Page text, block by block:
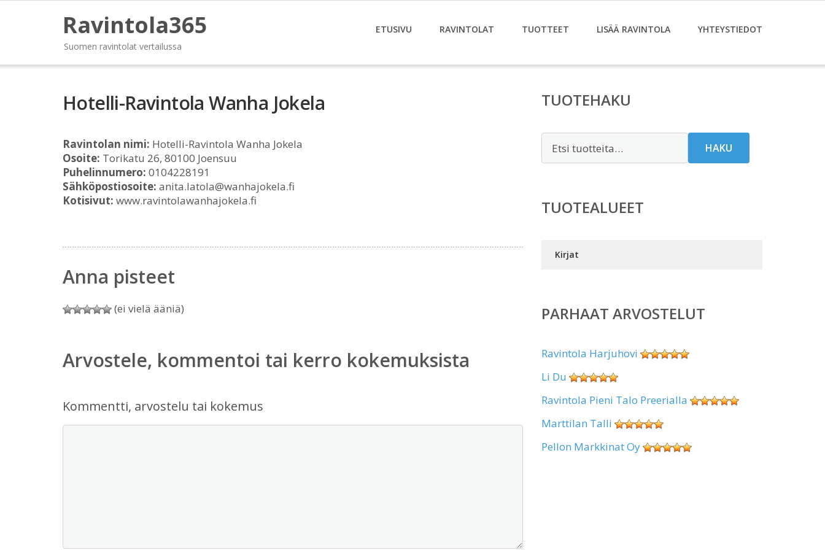
Ravintola365
Suomen ravintolat vertailussa
ETUSIVU RAVINTOLAT TUOTTEET LISÄÄ RAVINTOLA YHTEYSTIEDOT
Hotelli-Ravintola Wanha Jokela
Ravintolan nimi: Hotelli-Ravintola Wanha Jokela
Osoite: Torikatu 26, 80100 Joensuu
Puhelinnumero: 0104228191
Sähköpostiosoite: anita.latola@wanhajokela.fi
Kotisivut: www.ravintolawanhajokela.fi
Anna pisteet
(ei vielä ääniä)
Arvostele, kommentoi tai kerro kokemuksista
Kommentti, arvostelu tai kokemus
TUOTEHAKU
HAKU
TUOTEALUEET
Kirjat
PARHAAT ARVOSTELUT
Ravintola Harjuhovi
Li Du
Ravintola Pieni Talo Preerialla
Marttilan Talli
Pellon Markkinat Oy